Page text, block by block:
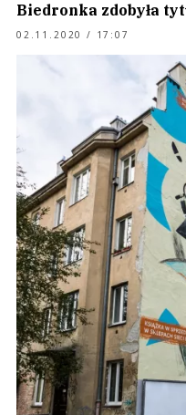
Biedronka zdobyła
02.11.2020 / 17:07